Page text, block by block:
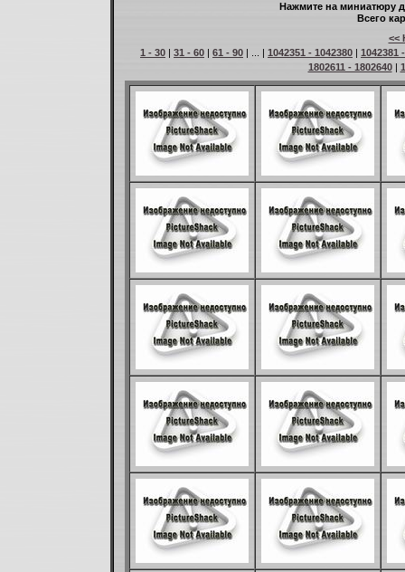
Нажмите на миниатюру
Всего
<<
1 - 30 | 31 - 60 | 61 - 90 | ... | 1042351 - 1042380 | 1042381
1802611 - 1802640|